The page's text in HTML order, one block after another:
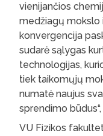
vienijančios
medžiagų mokslo
konvergencija
sudarė sąlygas
technologijas,
tiek taikomųjų
numatė naujus
sprendimo
VU Fizikos